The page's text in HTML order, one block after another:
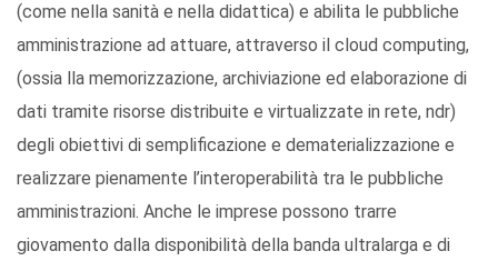
(come nella sanità e nella didattica) e abilita le pubbliche
amministrazione ad attuare, attraverso il cloud computing,
(ossia lla memorizzazione, archiviazione ed elaborazione di
dati tramite risorse distribuite e virtualizzate in rete, ndr)
degli obiettivi di semplificazione e dematerializzazione e
realizzare pienamente l’interoperabilità tra le pubbliche
amministrazioni. Anche le imprese possono trarre
giovamento dalla disponibilità della banda ultralarga e di